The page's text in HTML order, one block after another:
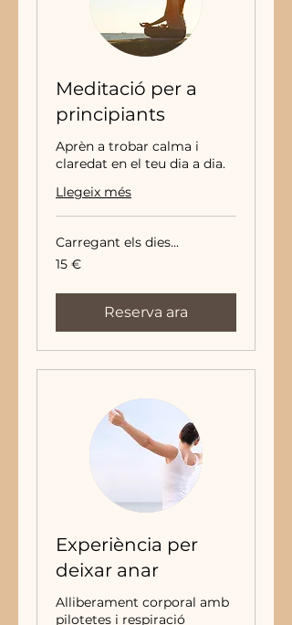
Meditació per a
principiants
Aprèn a trobar calma i
claredat en el teu dia a dia.
Llegeix més
Carregant els dies...
15
euros
15 €
Reserva ara
Experiència per
deixar anar
Alliberament corporal amb
pilotetes i respiració